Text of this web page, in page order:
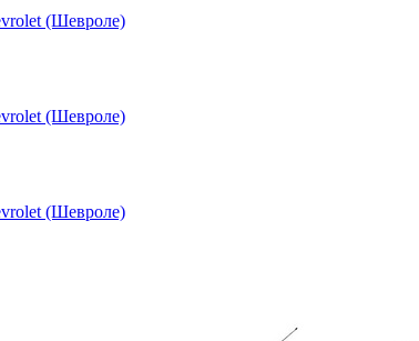
(Шевроле)
(Шевроле)
(Шевроле)